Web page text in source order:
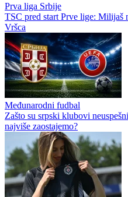
Prva liga Srbije
TSC pred start Prve lige: Milijaš
Vršca
Međunarodni fudbal
Zašto su srpski klubovi
najviše zaostajemo?